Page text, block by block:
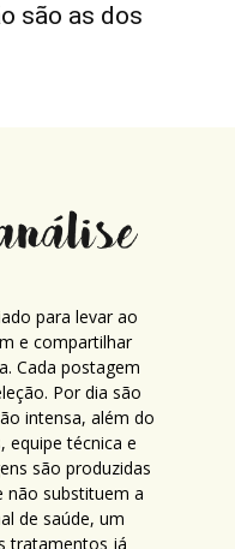
são as dos
para levar ao
e compartilhar
Cada postagem
Por dia são
intensa, além do
equipe técnica e
são produzidas
substituem a
de saúde, um
tratamentos já